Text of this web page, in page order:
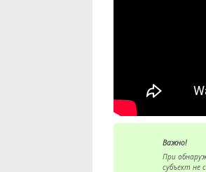
Важно!
При
субъект не